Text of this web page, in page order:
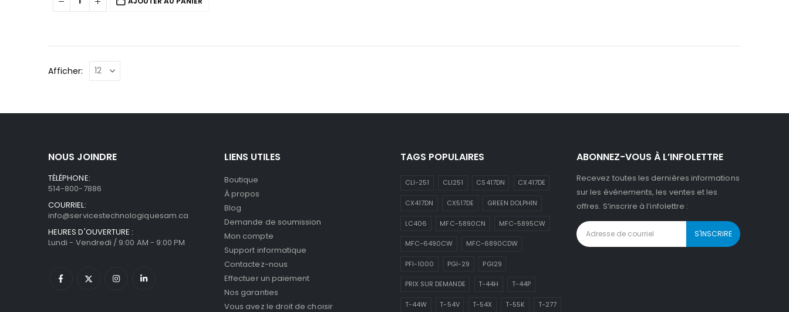
Afficher:
NOUS JOINDRE
TÉLÉPHONE:
514-800-7886
COURRIEL:
info@servicestechnologiquesam.ca
HEURES D'OUVERTURE :
Lundi - Vendredi / 9:00 AM - 9:00 PM
LIENS UTILES
Boutique
À propos
Blog
Demande de soumission
Mon compte
Support informatique
Contactez-nous
Effectuer un paiement
Nos garanties
Vous avez le droit de choisir
TAGS POPULAIRES
CLI-251 CLI251 CS417DN CX417DE
CX417DN CX517DE GREEN DOLPHIN
LC406 MFC-5890CN MFC-5895CW
MFC-6490CW MFC-6890CDW
PFI-1000 PGI-29 PGI29
PRIX SUR DEMANDE T-44H T-44P
T-44W T-54V T-54X T-55K T-277
ABONNEZ-VOUS À L’INFOLETTRE
Recevez toutes les dernières informations
sur les événements, les ventes et les
offres. S’inscrire à l’infolettre :